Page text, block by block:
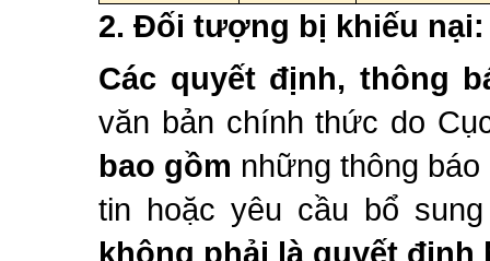
2. Đối tượng bị khiếu nại:
Các quyết định, thông
văn bản chính thức do
bao gồm những thông
tin hoặc yêu cầu bổ
không phải là quyết định